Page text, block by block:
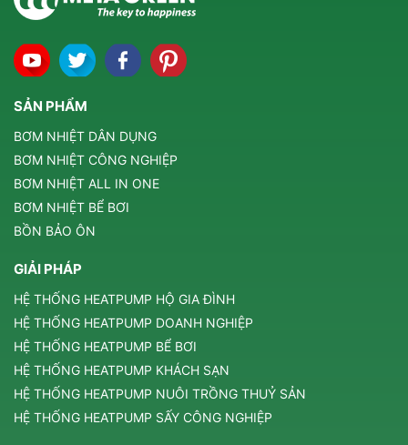
SẢN PHẨM
BƠM NHIỆT DÂN DỤNG
BƠM NHIỆT CÔNG NGHIỆP
BƠM NHIỆT ALL IN ONE
BƠM NHIỆT BỂ BƠI
BỒN BẢO ÔN
GIẢI PHÁP
HỆ THỐNG HEATPUMP HỘ GIA ĐÌNH
HỆ THỐNG HEATPUMP DOANH NGHIỆP
HỆ THỐNG HEATPUMP BỂ BƠI
HỆ THỐNG HEATPUMP KHÁCH SẠN
HỆ THỐNG HEATPUMP NUÔI TRỒNG THUỶ SẢN
HỆ THỐNG HEATPUMP SẤY CÔNG NGHIỆP